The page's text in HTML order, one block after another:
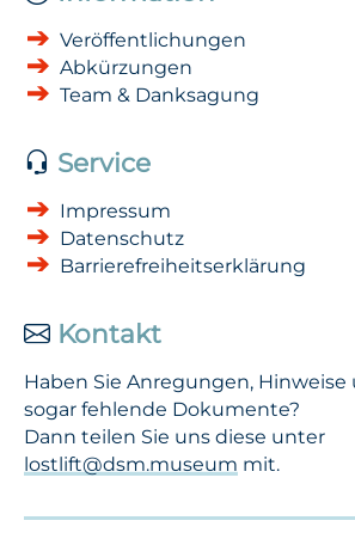
Veröffentlichungen
Abkürzungen
Team & Danksagung
Service
Impressum
Datenschutz
Barrierefreiheitserklärung
Kontakt
Haben Sie Anregungen,
sogar fehlende Dokumente?
Dann teilen Sie uns diese unter
lostlift@dsm.museum mit.